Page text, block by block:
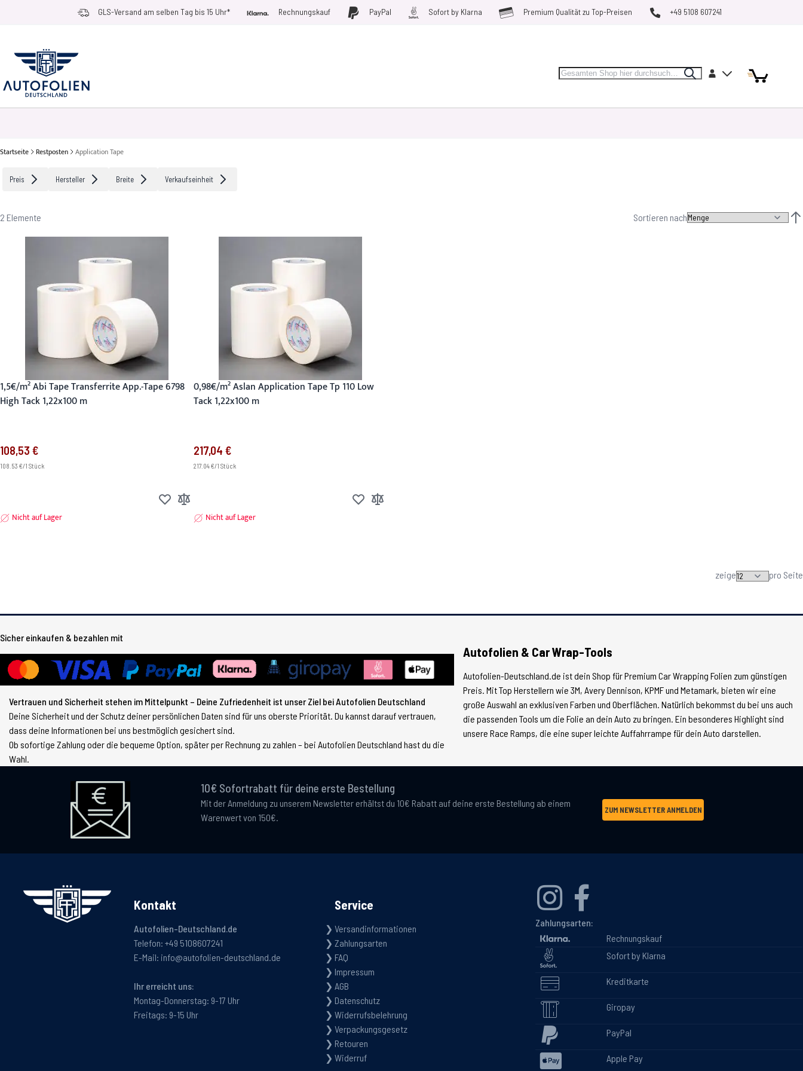
Zum Inhalt springen GLS-Versand am selben Tag bis 15 Uhr* Rechnungskauf PayPal Sofort by Klarna Premium Qualität zu Top-Preisen +49 5108 607241
Search SearchKonto MeinArtikel
Artikel
Startseite Restposten Application Tape
Preis Hersteller Breite Verkaufseinheit
2 Elemente
Sortieren nach
1,5€/m² Abi Tape Transferrite App.-Tape 6798
High Tack 1,22x100 m
108,53 €
108.53 €/1 Stück
Zur Wunschliste hinzufügen
Zur Vergleichsliste hinzufügen
Nicht auf Lager
0,98€/m² Aslan Application Tape Tp 110 Low
Tack 1,22x100 m
217,04 €
217.04 €/1 Stück
Zur Wunschliste hinzufügen
Zur Vergleichsliste hinzufügen
Nicht auf Lager
zeige pro Seite
Sicher einkaufen & bezahlen mit
Vertrauen und Sicherheit stehen im Mittelpunkt – Deine Zufriedenheit ist unser Ziel bei Autofolien Deutschland
Deine Sicherheit und der Schutz deiner persönlichen Daten sind für uns oberste Priorität. Du kannst darauf vertrauen,
dass deine Informationen bei uns bestmöglich gesichert sind.
Ob sofortige Zahlung oder die bequeme Option, später per Rechnung zu zahlen – bei Autofolien Deutschland hast du die
Wahl.
Autofolien & Car Wrap-Tools
Autofolien-Deutschland.de ist dein Shop für Premium Car Wrapping Folien zum günstigen
Preis. Mit Top Herstellern wie 3M, Avery Dennison, KPMF und Metamark, bieten wir eine
große Auswahl an exklusiven Farben und Oberflächen. Natürlich bekommst du bei uns auch
die passenden Tools um die Folie an dein Auto zu bringen. Ein besonderes Highlight sind
unsere Race Ramps, die eine super leichte Auffahrrampe für dein Auto darstellen.
10€ Sofortrabatt für deine erste Bestellung
Mit der Anmeldung zu unserem Newsletter erhältst du 10€ Rabatt auf deine erste Bestellung ab einem
Warenwert von 150€.
ZUM NEWSLETTER ANMELDEN
Kontakt
Autofolien-Deutschland.de
Telefon: +49 5108607241
E-Mail: info@autofolien-deutschland.de
Ihr erreicht uns:
Montag-Donnerstag: 9-17 Uhr
Freitags: 9-15 Uhr
Service
Versandinformationen
Zahlungsarten
FAQ
Impressum
AGB
Datenschutz
Widerrufsbelehrung
Verpackungsgesetz
Retouren
Widerruf
Zahlungsarten:
Rechnungskauf
Sofort by Klarna
Kreditkarte
Giropay
PayPal
Apple Pay